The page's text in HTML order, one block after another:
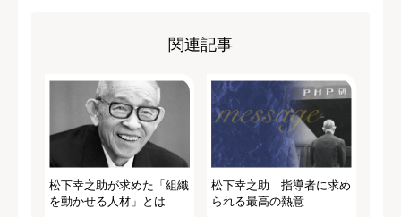
関連記事
松下幸之助が求めた「組織
を動かせる人材」とは
松下幸之助 指導者に求め
られる最高の熱意